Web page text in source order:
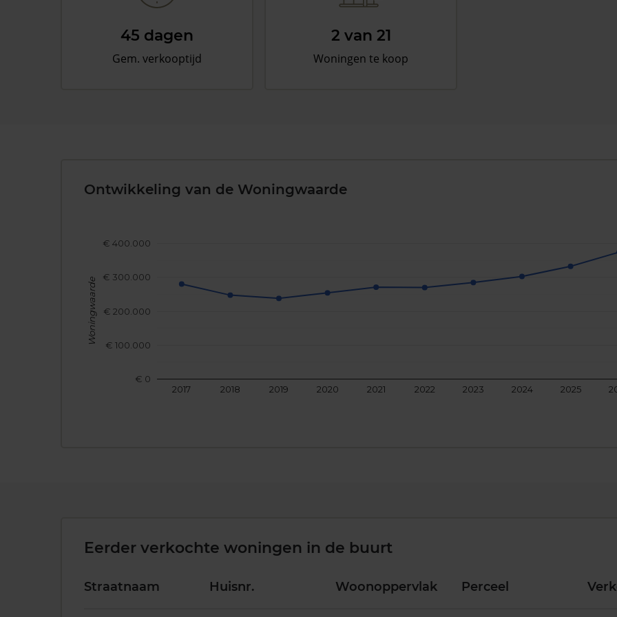
45 dagen
Gem. verkooptijd
2 van 21
Woningen te koop
Ontwikkeling van de Woningwaarde
2017 2018 2019 2020 2021 2022 2023 2024 2025
€ 0
€ 100.000
€ 200.000
€ 300.000
€ 400.000
Woningwaarde
Eerder verkochte woningen in de buurt
Straatnaam Huisnr. Woonoppervlak Perceel